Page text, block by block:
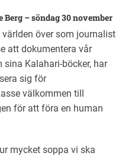
– söndag 30 november
över som journalist
att dokumentera vår
Kalahari-böcker, har
sig för
välkommen till
för att föra en human
mycket soppa vi ska